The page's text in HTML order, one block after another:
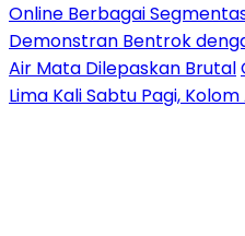
Online Berbagai
Demonstran Bentrok
Air Mata Dilepaskan Brutal
Lima Kali Sabtu Pagi,